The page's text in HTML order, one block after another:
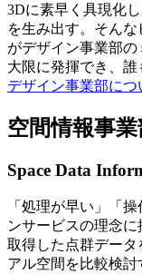
3Dに素早く具現化
を生み出す。そん
がデザイン事業部
大限に発揮でき、誰
デザイン事業部につ
空間情報事業
Space Data
「処理が早い」「
ンサービスの理念に
取得した点群デー
アル空間を比較検